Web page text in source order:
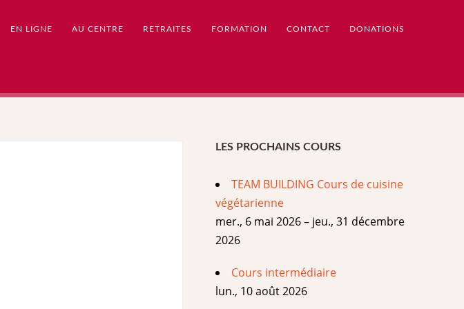
EN LIGNE AU CENTRE RETRAITES FORMATION CONTACT DONATIONS
LES PROCHAINS COURS
TEAM BUILDING Cours de cuisine
végétarienne
mer., 6 mai 2026 – jeu., 31 décembre
2026
Cours intermédiaire
lun., 10 août 2026